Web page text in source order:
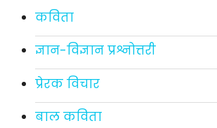
कविता
ज्ञान-विज्ञान प्रश्नोत्तरी
प्रेरक विचार
बाल कविता